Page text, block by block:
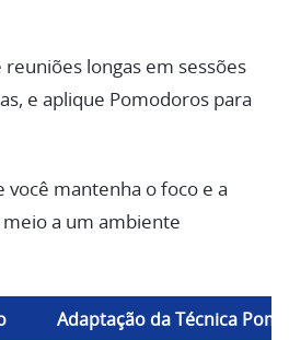
reuniões longas em sessões
e aplique Pomodoros para
você mantenha o foco e a
a um ambiente
Adaptação da Técnica